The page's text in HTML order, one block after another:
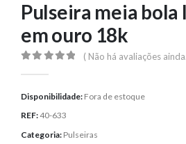
Pulseira meia bola
em ouro 18k
( Não há avaliações
Disponibilidade: Fora de estoque
REF:40-633
Categoria: Pulseiras